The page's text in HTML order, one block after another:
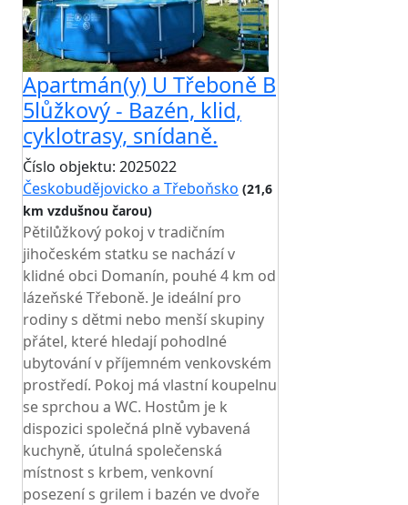
Apartmán(y) U Třeboně B
5lůžkový - Bazén, klid,
cyklotrasy, snídaně.
Číslo objektu: 2025022
Českobudějovicko a Třeboňsko (21,6
km vzdušnou čarou)
Pětilůžkový pokoj v tradičním
jihočeském statku se nachází v
klidné obci Domanín, pouhé 4 km od
lázeňské Třeboně. Je ideální pro
rodiny s dětmi nebo menší skupiny
přátel, které hledají pohodlné
ubytování v příjemném venkovském
prostředí. Pokoj má vlastní koupelnu
se sprchou a WC. Hostům je k
dispozici společná plně vybavená
kuchyně, útulná společenská
místnost s krbem, venkovní
posezení s grilem i bazén ve dvoře